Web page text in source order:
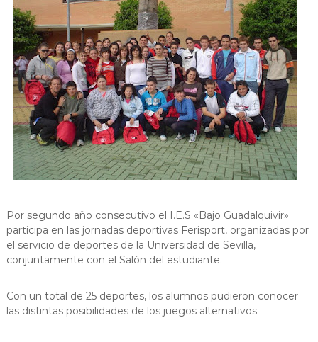
Por segundo año consecutivo el I.E.S «Bajo Guadalquivir»
participa en las jornadas deportivas Ferisport, organizadas por
el servicio de deportes de la Universidad de Sevilla,
conjuntamente con el Salón del estudiante.
Con un total de 25 deportes, los alumnos pudieron conocer
las distintas posibilidades de los juegos alternativos.